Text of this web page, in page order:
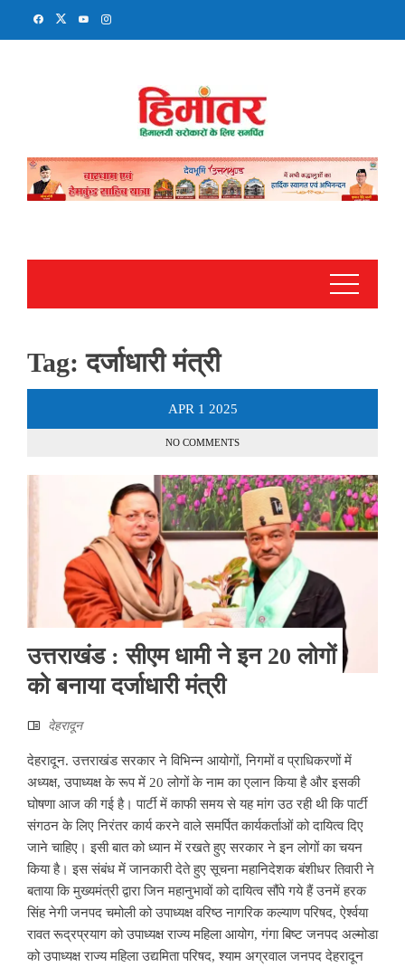
Tag:दर्जाधारी मंत्री
APR 1 2025
NO COMMENTS
उत्तराखंड : सीएम धामी ने इन 20 लोगों
को बनाया दर्जाधारी मंत्री
देहरादून
देहरादून. उत्तराखंड सरकार ने विभिन्न आयोगों, निगमों व प्राधिकरणों में
अध्यक्ष, उपाध्यक्ष के रूप में 20 लोगों के नाम का एलान किया है और इसकी
घोषणा आज की गई है। पार्टी में काफी समय से यह मांग उठ रही थी कि पार्टी
संगठन के लिए निरंतर कार्य करने वाले समर्पित कार्यकर्ताओं को दायित्व दिए
जाने चाहिए। इसी बात को ध्यान में रखते हुए सरकार ने इन लोगों का चयन
किया है। इस संबंध में जानकारी देते हुए सूचना महानिदेशक बंशीधर तिवारी ने
बताया कि मुख्यमंत्री द्वारा जिन महानुभावों को दायित्व सौंपे गये हैं उनमें हरक
सिंह नेगी जनपद चमोली को उपाध्यक्ष वरिष्ठ नागरिक कल्याण परिषद, ऐर्श्वया
रावत रूद्रप्रयाग को उपाध्यक्ष राज्य महिला आयोग, गंगा बिष्ट जनपद अल्मोडा
को उपाध्यक्ष राज्य महिला उद्यमिता परिषद, श्याम अग्रवाल जनपद देहरादून